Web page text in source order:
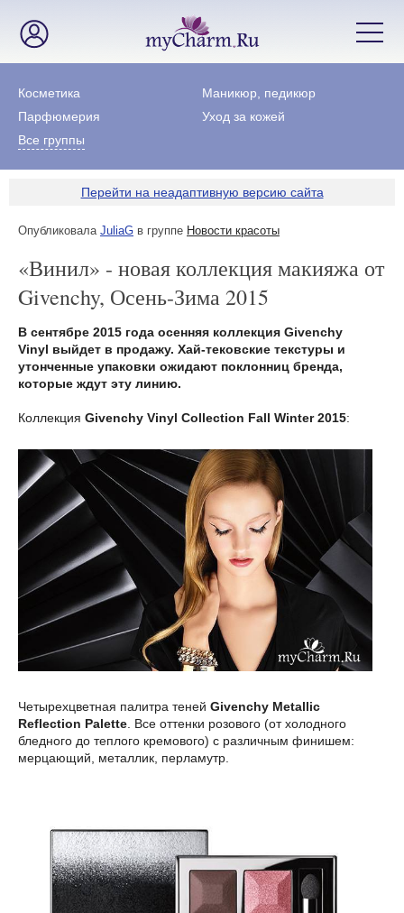
Косметика
Маникюр, педикюр
Парфюмерия
Уход за кожей
Все группы
Перейти на неадаптивную версию сайта
Опубликовала JuliaG в группе Новости красоты
«Винил» - новая коллекция макияжа от
Givenchy, Осень-Зима 2015
В сентябре 2015 года осенняя коллекция Givenchy
Vinyl выйдет в продажу. Хай-тековские текстуры и
утонченные упаковки ожидают поклонниц бренда,
которые ждут эту линию.
Коллекция Givenchy Vinyl Collection Fall Winter 2015:
Четырехцветная палитра теней Givenchy Metallic
Reflection Palette . Все оттенки розового (от холодного
бледного до теплого кремового) с различным финишем:
мерцающий, металлик, перламутр.